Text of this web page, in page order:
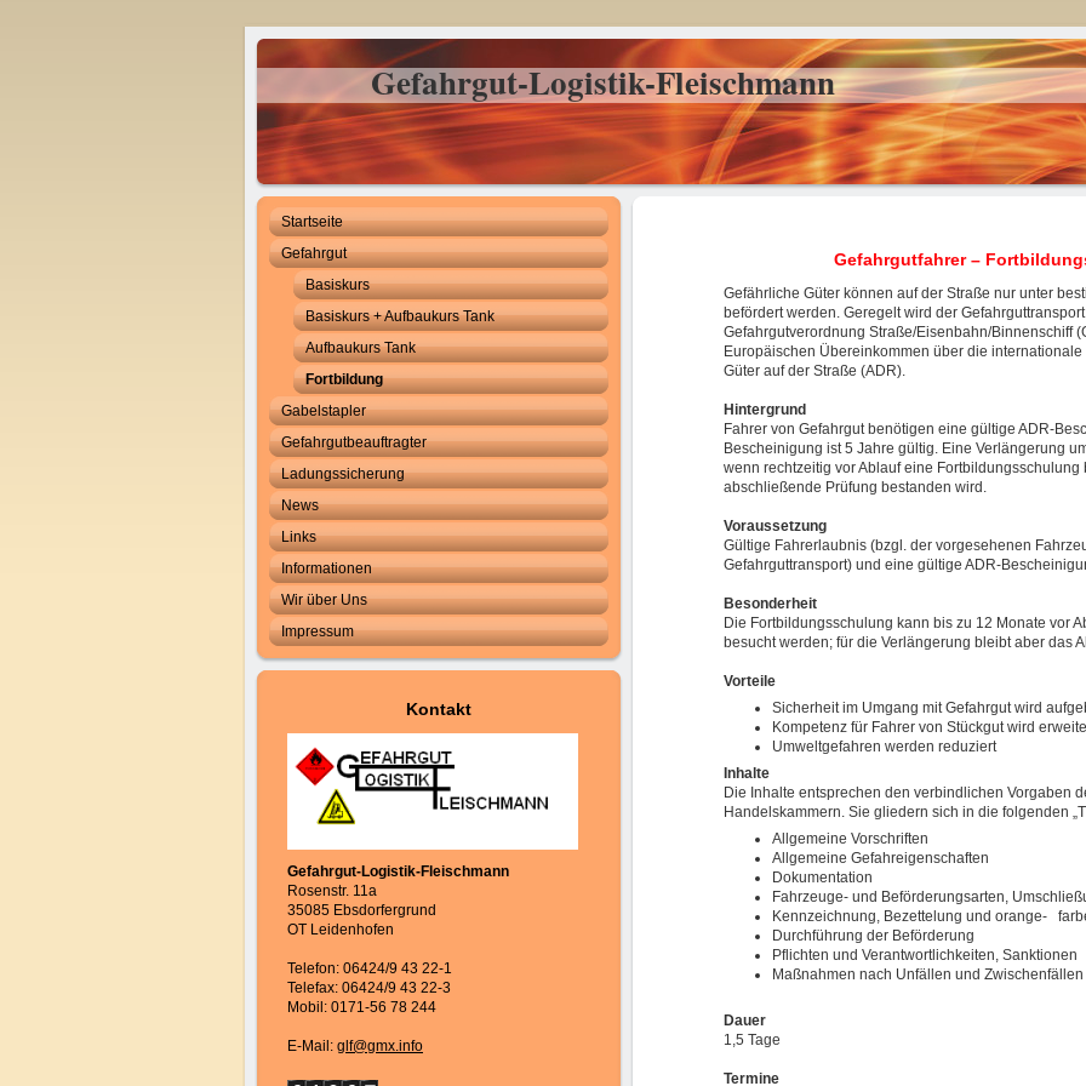
Gefahrgut-Logistik-Fleischmann
Startseite
Gefahrgut
Basiskurs
Basiskurs + Aufbaukurs Tank
Aufbaukurs Tank
Fortbildung
Gabelstapler
Gefahrgutbeauftragter
Ladungssicherung
News
Links
Informationen
Wir über Uns
Impressum
Kontakt
Gefahrgut-Logistik-Fleischmann
Rosenstr. 11a
35085 Ebsdorfergrund
OT Leidenhofen
Telefon: 06424/9 43 22-1
Telefax: 06424/9 43 22-3
Mobil: 0171-56 78 244
E-Mail: glf@gmx.info
Gefahrgutfahrer –
Gefährliche Güter können auf der Straße nur unter
befördert werden. Geregelt wird der
Gefahrgutverordnung Straße/Eisenbahn/Binnenschiff
Europäischen Übereinkommen über die
Güter auf der Straße (ADR).
Hintergrund
Fahrer von Gefahrgut benötigen eine gültige ADR-
Bescheinigung ist 5 Jahre gültig. Eine Verlängerung
wenn rechtzeitig vor Ablauf eine Fortbildungsschulung
abschließende Prüfung bestanden wird.
Voraussetzung
Gültige Fahrerlaubnis (bzgl. der vorgesehenen
Gefahrguttransport) und eine gültige ADR-
Besonderheit
Die Fortbildungsschulung kann bis zu 12 Monate vor
besucht werden; für die Verlängerung bleibt aber das
Vorteile
Sicherheit im Umgang mit Gefahrgut wird
Kompetenz für Fahrer von Stückgut wird
Umweltgefahren werden reduziert
Inhalte
Die Inhalte entsprechen den verbindlichen Vorgaben
Handelskammern. Sie gliedern sich in die folgenden
Allgemeine Vorschriften
Allgemeine Gefahreigenschaften
Dokumentation
Fahrzeuge- und Beförderungsarten,
Kennzeichnung, Bezettelung und orange-
Durchführung der Beförderung
Pflichten und Verantwortlichkeiten, Sanktionen
Maßnahmen nach Unfällen und Zwischenfällen
Dauer
1,5 Tage
Termine